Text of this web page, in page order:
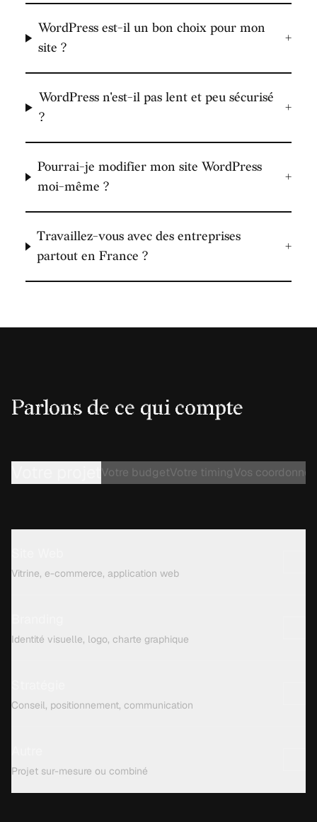
WordPress est-il un bon choix pour mon
site ?
+
WordPress n'est-il pas lent et peu sécurisé
?
+
Pourrai-je modifier mon site WordPress
moi-même ?
+
Travaillez-vous avec des entreprises
partout en France ?
+
Parlons de ce qui compte
Votre budgetVotre timingVos
Vitrine, e-commerce, application web
Identité visuelle, logo, charte graphique
Conseil, positionnement, communication
Projet sur-mesure ou combiné